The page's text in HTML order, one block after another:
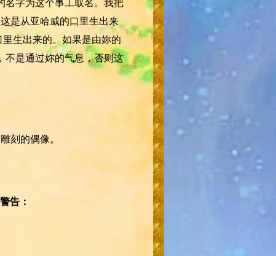
是从亚哈威的口里生出来
生出来的。如果是由妳的
不是通过妳的气息，否则这
刻的偶像。
告：